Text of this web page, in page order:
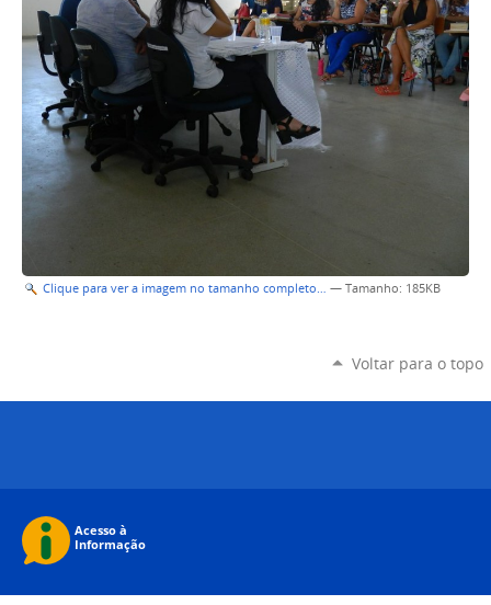
Clique para ver a imagem no tamanho completo… — Tamanho: 185KB
Voltar para o topo